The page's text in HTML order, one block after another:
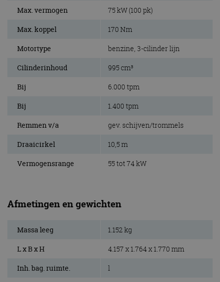
Max. vermogen 75 kW (100 pk)
Max. koppel 170 Nm
Motortype benzine, 3-cilinder lijn
Cilinderinhoud 995 cm³
Bij 6.000 tpm
Bij 1.400 tpm
Remmen v/a gev. schijven/trommels
Draaicirkel 10,5 m
Vermogensrange 55 tot 74 kW
Afmetingen en gewichten
Massa leeg 1.152 kg
L x B x H 4.157 x 1.764 x 1.770 mm
Inh. bag. ruimte. l